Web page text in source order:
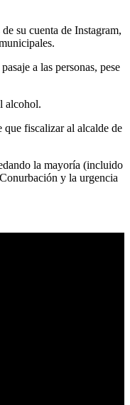
su cuenta de Instagram,
a las personas, pese
alcohol.
fiscalizar al alcalde de
la mayoría (incluido
y la urgencia